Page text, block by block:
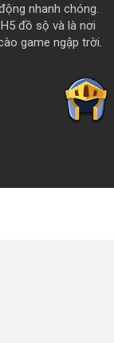
nhanh chóng.
đồ sộ và là nơi
game ngập trời.